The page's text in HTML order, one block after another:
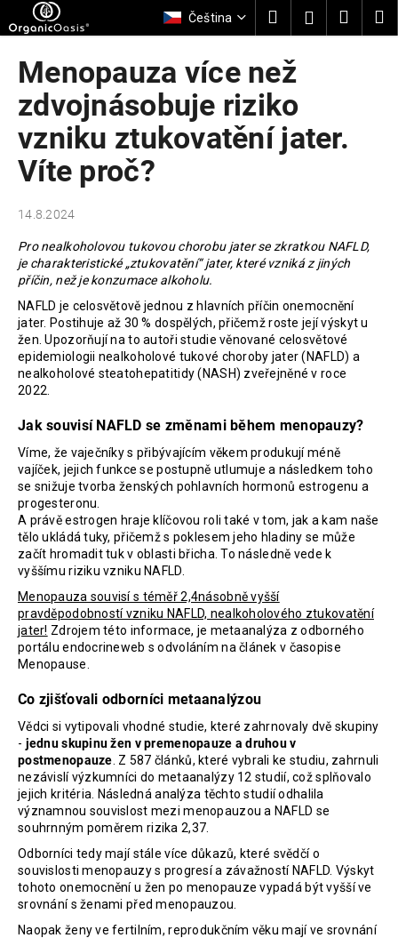
na
obsah
Čeština HledatPřihlášení
Menopauza více než
zdvojnásobuje riziko
vzniku ztukovatění jater.
Víte proč?
14.8.2024
Pro nealkoholovou tukovou chorobu jater se zkratkou NAFLD,
je charakteristické „ztukovatění“ jater, které vzniká z jiných
příčin, než je konzumace alkoholu.
NAFLD je celosvětově jednou z hlavních příčin onemocnění
jater. Postihuje až 30 % dospělých, přičemž roste její výskyt u
žen. Upozorňují na to autoři studie věnované celosvětové
epidemiologii nealkoholové tukové choroby jater (NAFLD) a
nealkoholové steatohepatitidy (NASH) zveřejněné v roce
2022.
Jak souvisí NAFLD se změnami během menopauzy?
Víme, že vaječníky s přibývajícím věkem produkují méně
vajíček, jejich funkce se postupně utlumuje a následkem toho
se snižuje tvorba ženských pohlavních hormonů estrogenu a
progesteronu.
A právě estrogen hraje klíčovou roli také v tom, jak a kam naše
tělo ukládá tuky, přičemž s poklesem jeho hladiny se může
začít hromadit tuk v oblasti břicha. To následně vede k
vyššímu riziku vzniku NAFLD.
Menopauza souvisí s téměř 2,4násobně vyšší
pravděpodobností vzniku NAFLD, nealkoholového ztukovatění
jater! Zdrojem této informace, je metaanalýza z odborného
portálu endocrineweb s odvoláním na článek v časopise
Menopause.
Co zjišťovali odborníci metaanalýzou
Vědci si vytipovali vhodné studie, které zahrnovaly dvě skupiny
- jednu skupinu žen v premenopauze a druhou v
postmenopauze . Z 587 článků, které vybrali ke studiu, zahrnuli
nezávislí výzkumníci do metaanalýzy 12 studií, což splňovalo
jejich kritéria. Následná analýza těchto studií odhalila
významnou souvislost mezi menopauzou a NAFLD se
souhrnným poměrem rizika 2,37.
Odborníci tedy mají stále více důkazů, které svědčí o
souvislosti menopauzy s progresí a závažností NAFLD. Výskyt
tohoto onemocnění u žen po menopauze vypadá být vyšší ve
srovnání s ženami před menopauzou.
Naopak ženy ve fertilním, reprodukčním věku mají ve srovnání
o
C
o
p
o
ř
e
b
u
j
e
t
e
n
a
j
í
t
?
HLEDAT
o
p
o
r
u
č
u
j
e
m
e